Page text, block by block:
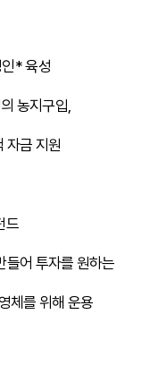
* 육성
농지구입,
자금 지원
드
들어 투자를 원하는
체를 위해 운용